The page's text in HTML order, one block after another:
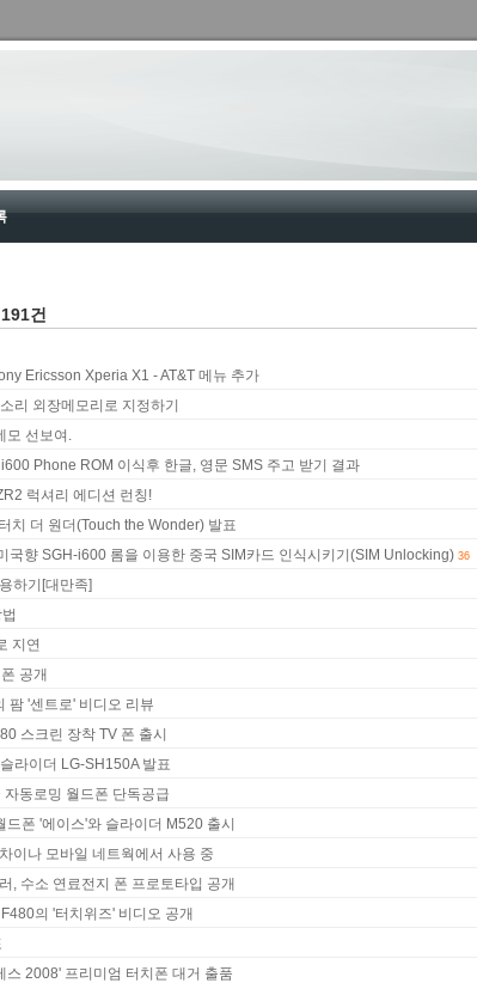
건
Ericsson Xperia X1 - AT&T 메뉴 추가
리 외장메모리로 지정하기
모 선보여.
Phone ROM 이식후 한글, 영문 SMS 주고 받기 결과
럭셔리 에디션 런칭!
치 더 원더(Touch the Wonder) 발표
국향 SGH-i600 롬을 이용한 중국 SIM카드 인식시키기(SIM Unlocking) 36
하기[대만족]
지연
공개
팜 '센트로' 비디오 리뷰
스크린 장착 TV 폰 출시
라이더 LG-SH150A 발표
동로밍 월드폰 단독공급
폰 '에이스'와 슬라이더 M520 출시
이나 모바일 네트웍에서 사용 중
, 수소 연료전지 폰 프로토타입 공개
의 '터치위즈' 비디오 공개
스 2008' 프리미엄 터치폰 대거 출품